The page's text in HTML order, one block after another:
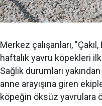
Merkez çalışanları,
haftalık yavru köpekleri
Sağlık durumları
anne arayışına giren
köpeğin öksüz yavrulara